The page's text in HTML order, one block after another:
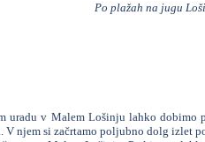
Po plažah na jugu
uradu v Malem Lošinju lahko dobimo
V njem si začrtamo poljubno dolg izlet